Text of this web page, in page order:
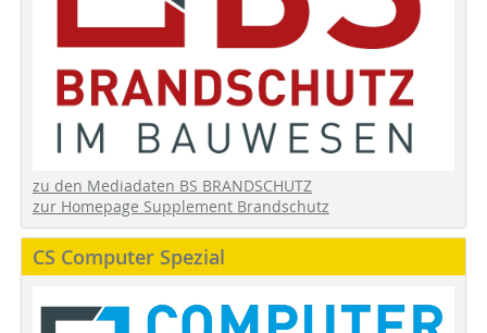
zu den Mediadaten BS BRANDSCHUTZ
zur Homepage Supplement Brandschutz
CS Computer Spezial